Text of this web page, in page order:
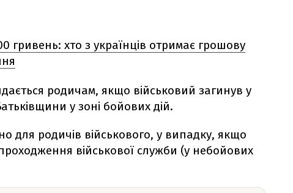
гривень: хто з українців отримає грошову
родичам, якщо військовий загинув у
у зоні бойових дій.
для родичів військового, у випадку, якщо
військової служби (у небойових